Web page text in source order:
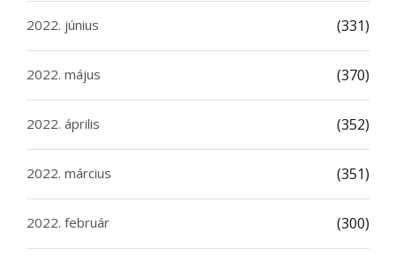
2022. június (331)
2022. május (370)
2022. április (352)
2022. március (351)
2022. február (300)